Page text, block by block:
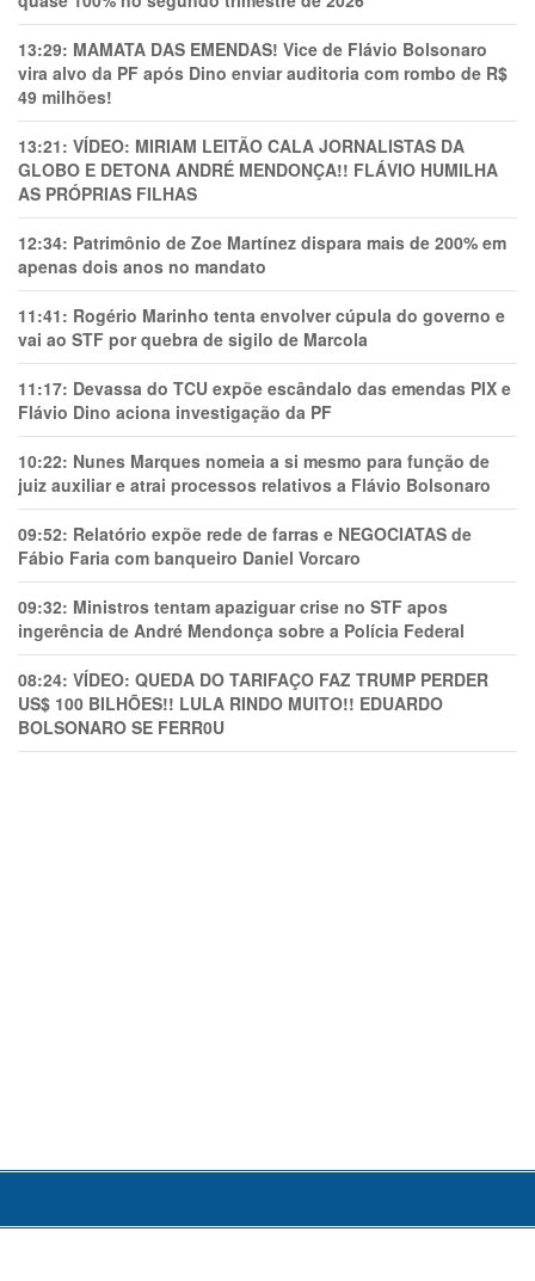
13:29: MAMATA DAS EMENDAS! Vice de Flávio Bolsonaro
vira alvo da PF após Dino enviar auditoria com rombo de R$
49 milhões!
13:21: VÍDEO: MIRIAM LEITÃO CALA JORNALISTAS DA
GLOBO E DETONA ANDRÉ MENDONÇA!! FLÁVIO HUMILHA
AS PRÓPRIAS FILHAS
12:34: Patrimônio de Zoe Martínez dispara mais de 200% em
apenas dois anos no mandato
11:41: Rogério Marinho tenta envolver cúpula do governo e
vai ao STF por quebra de sigilo de Marcola
11:17: Devassa do TCU expõe escândalo das emendas PIX e
Flávio Dino aciona investigação da PF
10:22: Nunes Marques nomeia a si mesmo para função de
juiz auxiliar e atrai processos relativos a Flávio Bolsonaro
09:52: Relatório expõe rede de farras e NEGOCIATAS de
Fábio Faria com banqueiro Daniel Vorcaro
09:32: Ministros tentam apaziguar crise no STF apos
ingerência de André Mendonça sobre a Polícia Federal
08:24: VÍDEO: QUEDA DO TARIFAÇO FAZ TRUMP PERDER
US$ 100 BILHÕES!! LULA RINDO MUITO!! EDUARDO
BOLSONARO SE FERR0U